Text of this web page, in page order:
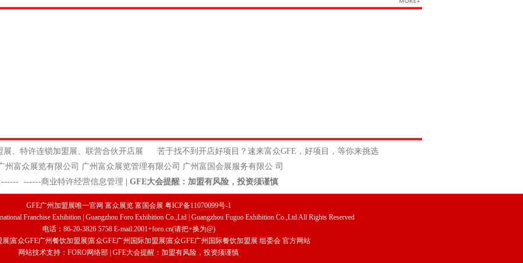
展、特许连锁加盟展、联营合伙开店展 苦于找不到开店好项目？速来富众GFE，好项目，等你来挑选
司 广州富众展览管理有限公司 广州富国会展服务有限公 司
------ ------商业特许经营信息管理 GFE大会提醒：加盟有风险，投资须谨慎
GFE广州加盟展唯一官网 富众展览 富国会展 粤ICP备11070099号-1
Franchise Exhibition | Guangzhou Foro Exhibition Co.,Ltd | Guangzhou Fuguo Exhibition Co.,Ltd All Rights Reserved
电话：86-20-3826 5758 E-mail:2001+foro.cn(请把+换为@)
展 富众GFE广州餐饮加盟展 富众GFE广州国际加盟展 富众GFE广州国际餐饮加盟展 组委会 官方网站
网站技术支持：FORO网络部 | GFE大会提醒：加盟有风险，投资须谨慎